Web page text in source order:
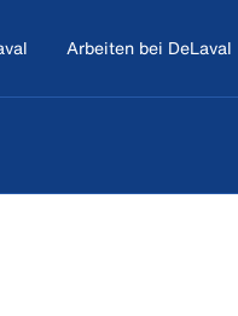
Arbeiten bei DeLaval